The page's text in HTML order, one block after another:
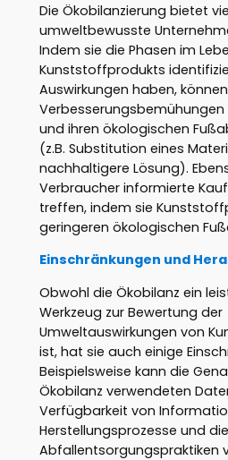
Die Ökobilanzierung bietet
umweltbewusste
Indem sie die Phasen im
Kunststoffprodukts
Auswirkungen haben,
und ihren ökologischen
(z.B. Substitution eines
nachhaltigere Lösung).
Verbraucher informierte
treffen, indem sie
geringeren ökologischen
Einschränkungen und
Obwohl die Ökobilanz ein
Werkzeug zur Bewertung der
Umweltauswirkungen von
ist, hat sie auch einige
Beispielsweise kann die
Ökobilanz verwendeten
Verfügbarkeit von
Herstellungsprozesse und die
Abfallentsorgungspraktiken